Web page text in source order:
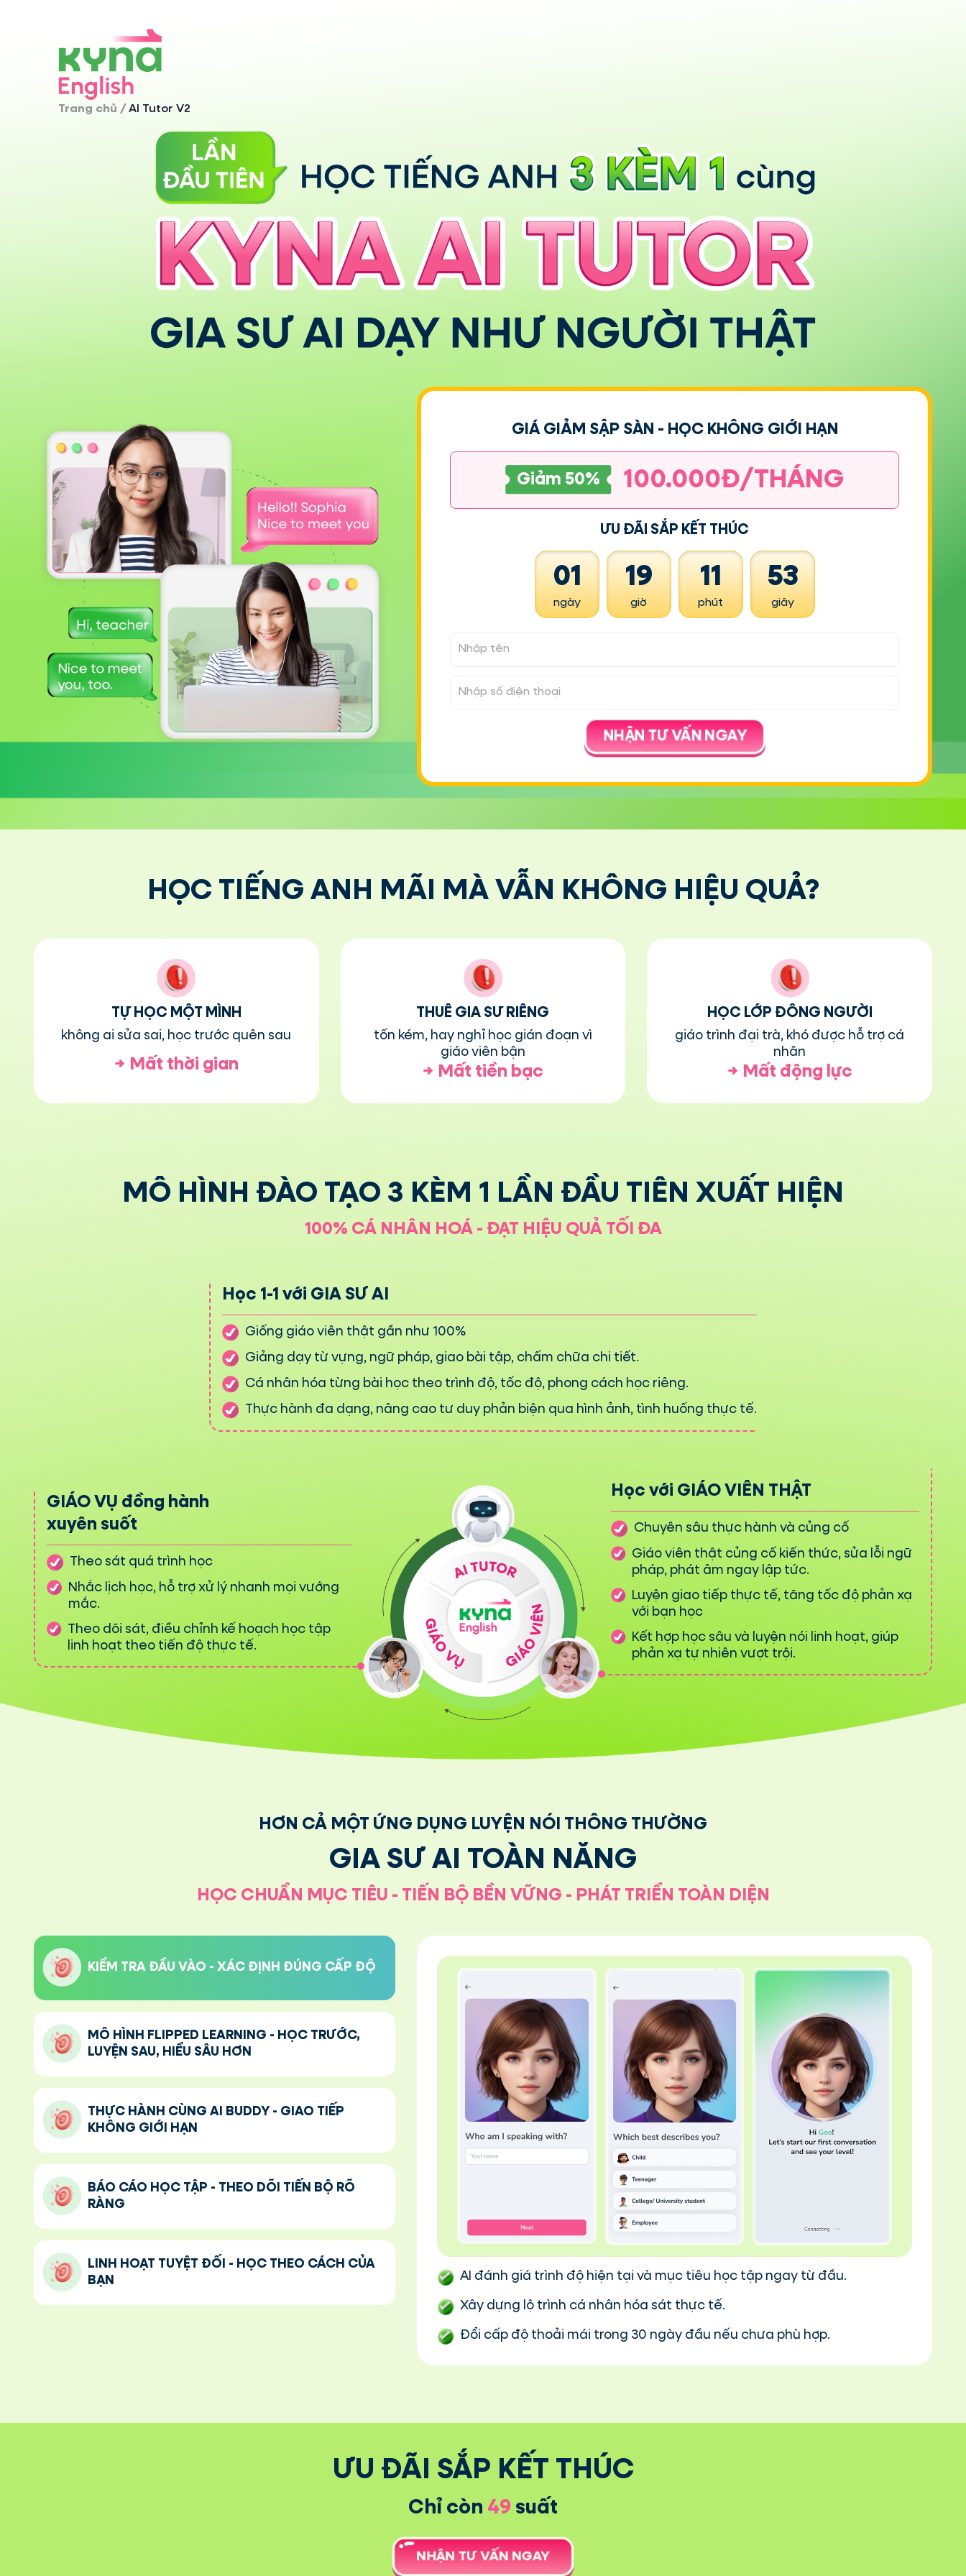
Trang chủ / AI Tutor V2
GIÁ GIẢM SẬP SÀN - HỌC KHÔNG GIỚI HẠN
Giảm 50% 100.000Đ/THÁNG
ƯU ĐÃI SẮP KẾT THÚC
01
ngày
19
giờ
11
phút
51
giây
NHẬN TƯ VẤN NGAY
HỌC TIẾNG ANH MÃI MÀ VẪN KHÔNG HIỆU QUẢ?
TỰ HỌC MỘT MÌNH
không ai sửa sai, học trước quên sau
→ Mất thời gian
THUÊ GIA SƯ RIÊNG
tốn kém, hay nghỉ học gián đoạn vì
giáo viên bận
→ Mất tiền bạc
HỌC LỚP ĐÔNG NGƯỜI
giáo trình đại trà, khó được hỗ trợ cá
nhân
→ Mất động lực
MÔ HÌNH ĐÀO TẠO 3 KÈM 1 LẦN ĐẦU TIÊN XUẤT HIỆN
100% CÁ NHÂN HOÁ - ĐẠT HIỆU QUẢ TỐI ĐA
Học 1-1 với GIA SƯ AI
Giống giáo viên thật gần như 100%
Giảng dạy từ vựng, ngữ pháp, giao bài tập, chấm chữa chi tiết.
Cá nhân hóa từng bài học theo trình độ, tốc độ, phong cách học riêng.
Thực hành đa dạng, nâng cao tư duy phản biện qua hình ảnh, tình huống thực tế.
GIÁO VỤ đồng hành
xuyên suốt
Theo sát quá trình học
Nhắc lịch học, hỗ trợ xử lý nhanh mọi vướng
mắc.
Theo dõi sát, điều chỉnh kế hoạch học tập
linh hoạt theo tiến độ thực tế.
Học với GIÁO VIÊN THẬT
Chuyên sâu thực hành và củng cố
Giáo viên thật củng cố kiến thức, sửa lỗi ngữ
pháp, phát âm ngay lập tức.
Luyện giao tiếp thực tế, tăng tốc độ phản xạ
với bạn học
Kết hợp học sâu và luyện nói linh hoạt, giúp
phản xạ tự nhiên vượt trội.
HƠN CẢ MỘT ỨNG DỤNG LUYỆN NÓI THÔNG THƯỜNG
GIA SƯ AI TOÀN NĂNG
HỌC CHUẨN MỤC TIÊU - TIẾN BỘ BỀN VỮNG - PHÁT TRIỂN TOÀN DIỆN
KIỂM TRA ĐẦU VÀO - XÁC ĐỊNH ĐÚNG CẤP ĐỘ
MÔ HÌNH FLIPPED LEARNING - HỌC TRƯỚC,
LUYỆN SAU, HIỂU SÂU HƠN
THỰC HÀNH CÙNG AI BUDDY - GIAO TIẾP
KHÔNG GIỚI HẠN
BÁO CÁO HỌC TẬP - THEO DÕI TIẾN BỘ RÕ
RÀNG
LINH HOẠT TUYỆT ĐỐI - HỌC THEO CÁCH CỦA
BẠN
AI đánh giá trình độ hiện tại và mục tiêu học tập ngay từ đầu.
Xây dựng lộ trình cá nhân hóa sát thực tế.
Đổi cấp độ thoải mái trong 30 ngày đầu nếu chưa phù hợp.
ƯU ĐÃI SẮP KẾT THÚC
Chỉ còn 49 suất
NHẬN TƯ VẤN NGAY